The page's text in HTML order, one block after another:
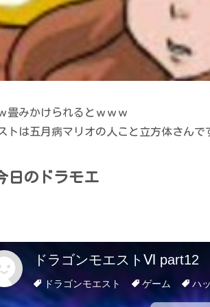
畳みかけられるとｗｗｗ
トは五月病マリオの人こと立方体さんで
日のドラモエ